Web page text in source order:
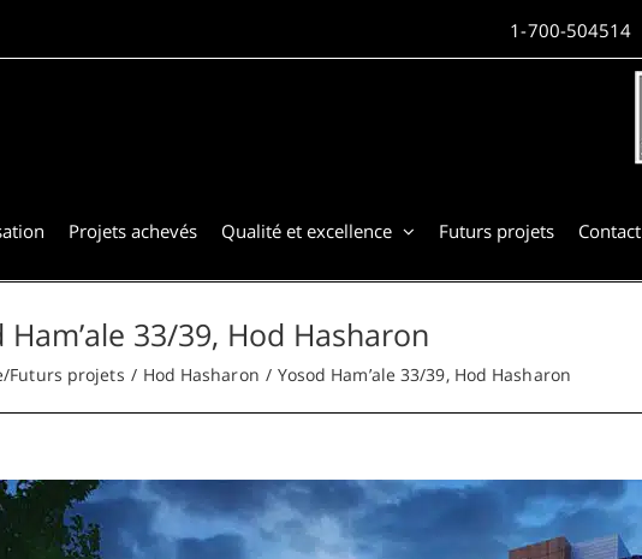
1-700-504514
Projets achevés Qualité et excellence Futurs projets Contact
Ham’ale 33/39, Hod Hasharon
Futurs projets Hod Hasharon Yosod Ham’ale 33/39, Hod Hasharon